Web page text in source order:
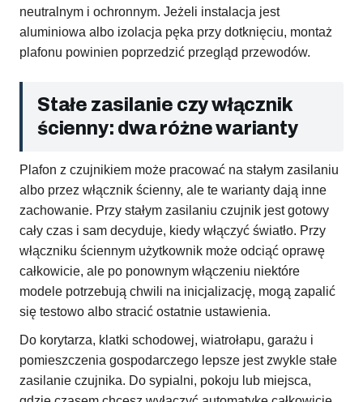
neutralnym i ochronnym. Jeżeli instalacja jest
aluminiowa albo izolacja pęka przy dotknięciu, montaż
plafonu powinien poprzedzić przegląd przewodów.
Stałe zasilanie czy włącznik
ścienny: dwa różne warianty
Plafon z czujnikiem może pracować na stałym zasilaniu
albo przez włącznik ścienny, ale te warianty dają inne
zachowanie. Przy stałym zasilaniu czujnik jest gotowy
cały czas i sam decyduje, kiedy włączyć światło. Przy
włączniku ściennym użytkownik może odciąć oprawę
całkowicie, ale po ponownym włączeniu niektóre
modele potrzebują chwili na inicjalizację, mogą zapalić
się testowo albo stracić ostatnie ustawienia.
Do korytarza, klatki schodowej, wiatrołapu, garażu i
pomieszczenia gospodarczego lepsze jest zwykle stałe
zasilanie czujnika. Do sypialni, pokoju lub miejsca,